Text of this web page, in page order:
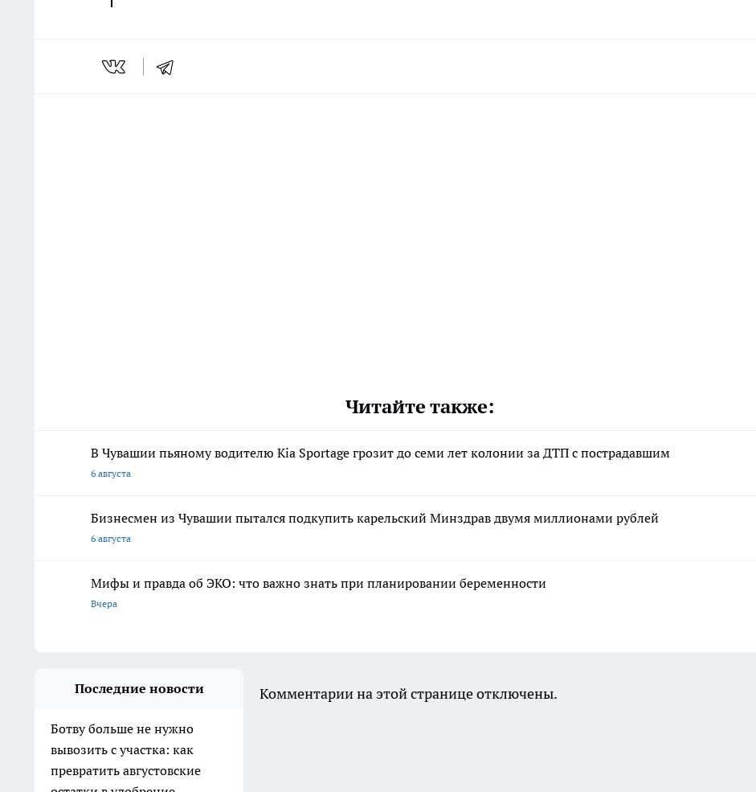
Читайте также:
В Чувашии пьяному водителю Kia Sportage грозит до семи лет колонии за ДТП с пострадавшим
6 августа
Бизнесмен из Чувашии пытался подкупить карельский Минздрав двумя миллионами рублей
6 августа
Мифы и правда об ЭКО: что важно знать при планировании беременности
Вчера
Последние новости
Ботву больше не нужно
вывозить с участка: как
превратить августовские
Комментарии на этой странице отключены.